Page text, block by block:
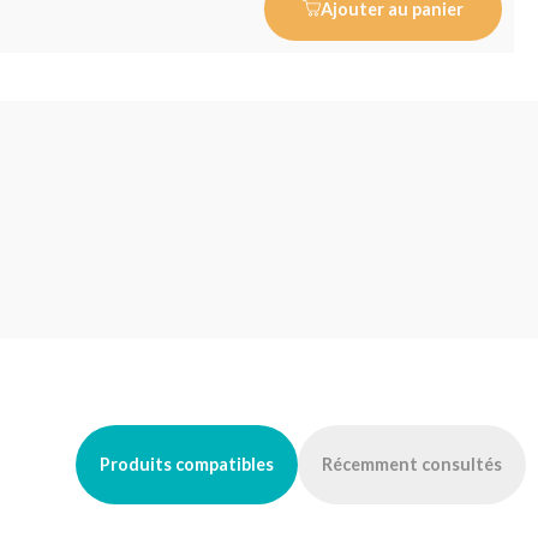
Ajouter au panier
Produits compatibles Récemment consultés